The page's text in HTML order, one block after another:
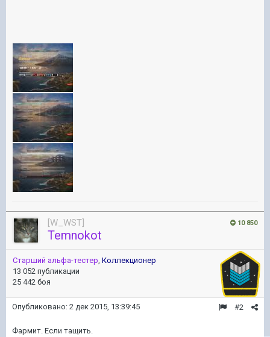
10 850
[W_WST]
Temnokot
Старший альфа-тестер, Коллекционер
13 052 публикации
25 442 боя
#2
Опубликовано: 2 дек 2015, 13:39:45
Фармит. Если тащить.